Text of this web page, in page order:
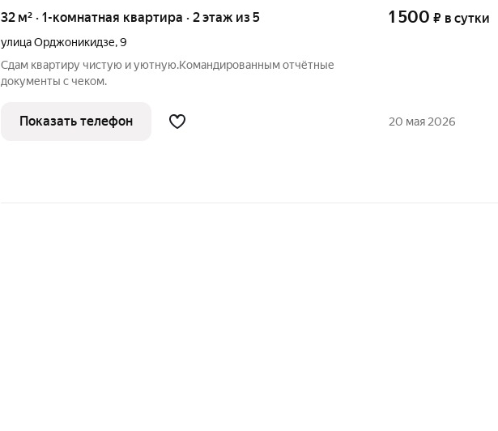
32 м² · 1-комнатная квартира · 2 этаж из 5
улица Орджоникидзе,9
Сдам квартиру чистую и уютную.Командированным отчётные
документы с чеком.
1 500 ₽ в сутки
Показать телефон 20 мая 2026